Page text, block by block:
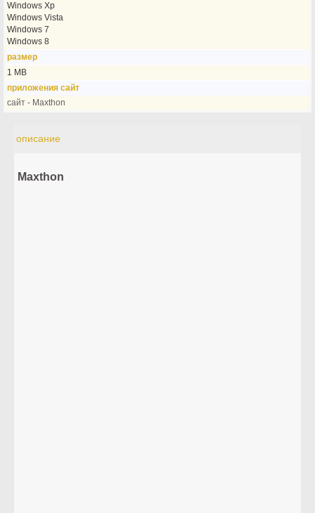
Windows Xp
Windows Vista
Windows 7
Windows 8
размер
1 MB
приложения сайт
сайт - Maxthon
описание
Maxthon